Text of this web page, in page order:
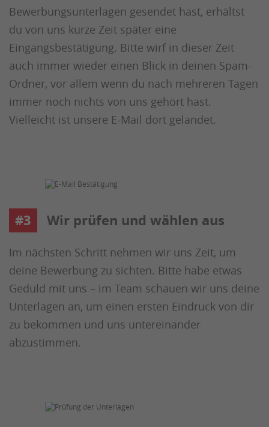
Bewerbungsunterlagen gesendet hast, erhältst
du von uns kurze Zeit später eine
Eingangsbestätigung. Bitte wirf in dieser Zeit
auch immer wieder einen Blick in deinen Spam-
Ordner, vor allem wenn du nach mehreren Tagen
immer noch nichts von uns gehört hast.
Vielleicht ist unsere E-Mail dort gelandet.
#3 Wir prüfen und wählen aus
Im nächsten Schritt nehmen wir uns Zeit, um
deine Bewerbung zu sichten. Bitte habe etwas
Geduld mit uns – im Team schauen wir uns deine
Unterlagen an, um einen ersten Eindruck von dir
zu bekommen und uns untereinander
abzustimmen.